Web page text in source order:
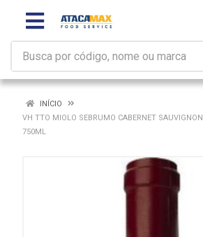
INÍCIO
VH TTO MIOLO SEBRUMO CABERNET SAUVIGNON
750ML